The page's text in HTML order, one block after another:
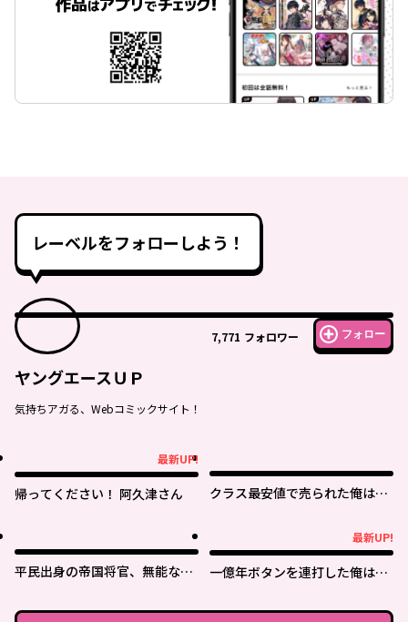
レーベルをフォローしよう！
7,771 フォロワー フォロー
ヤングエースＵＰ
気持ちアガる、Webコミックサイト！
最新UP!
帰ってください！ 阿久津さん
クラス最安値で売られた俺は、
平民出身の帝国将官、無能な貴
最新UP!
一億年ボタンを連打した俺は、
落第剣士の学院無双～